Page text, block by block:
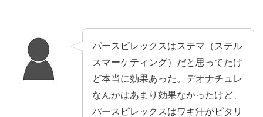
パースピレックスはステマ（ステル
スマーケティング）だと思ってたけ
ど本当に効果あった。デオナチュレ
なんかはあまり効果なかったけど、
パースピレックスはワキ汗がピタリ